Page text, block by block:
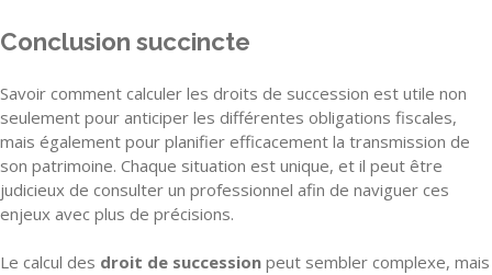
Conclusion succincte
Savoir comment calculer les droits de succession est utile non
seulement pour anticiper les différentes obligations fiscales,
mais également pour planifier efficacement la transmission de
son patrimoine. Chaque situation est unique, et il peut être
judicieux de consulter un professionnel afin de naviguer ces
enjeux avec plus de précisions.
Le calcul des droit de succession peut sembler complexe, mais